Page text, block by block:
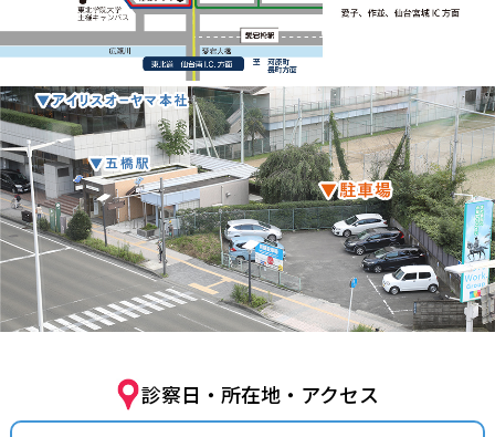
診察日・所在地・アクセス